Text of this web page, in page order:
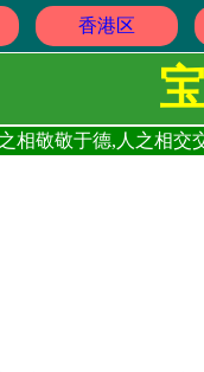
香港区
相敬敬于德,人之相